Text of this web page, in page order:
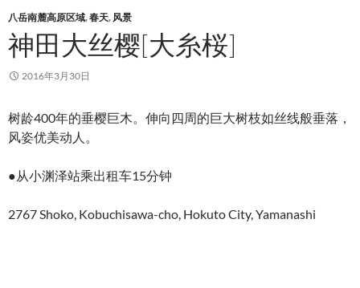
八岳南麓高原区域,春天, 风景
神田大丝樱[大糸桜]
2016年3月30日
树龄400年的垂樱巨木。伸向四周的巨大树枝如丝线般垂落，
风姿优美动人。
●从小渊泽站乘出租车15分钟
2767 Shoko, Kobuchisawa-cho, Hokuto City, Yamanashi